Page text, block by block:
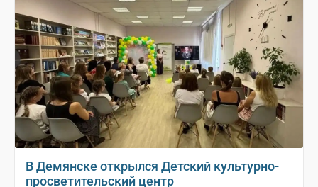
В Демянске открылся Детский культурно-
просветительский центр